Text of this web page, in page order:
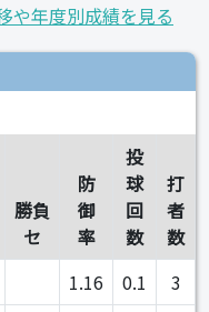
や年度別成績を見る
勝負
セ
防
御
率
投
球
回
数
打
者
数
1.16 0.1 3